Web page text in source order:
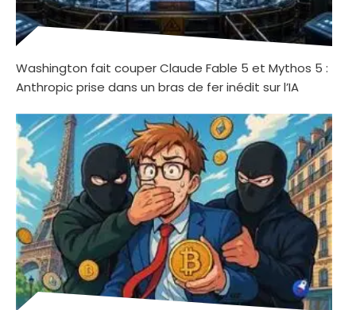
Washington fait couper Claude Fable 5 et Mythos 5 :
Anthropic prise dans un bras de fer inédit sur l’IA